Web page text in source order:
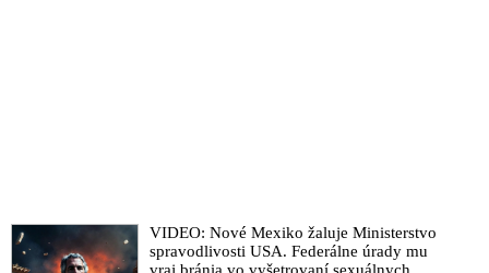
VIDEO: Nové Mexiko žaluje Ministerstvo
spravodlivosti USA. Federálne úrady mu